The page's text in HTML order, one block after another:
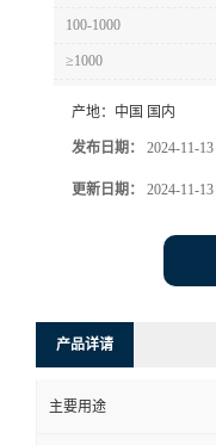
100-1000
≥1000
产地： 中国 国内
发布日期： 2024-11-13
更新日期： 2024-11-13
产品详请
主要用途